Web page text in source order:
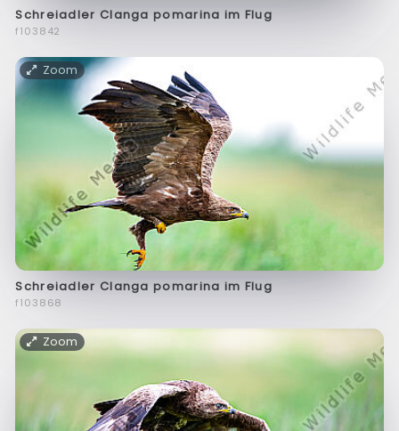
Schreiadler Clanga pomarina im Flug
f103842
Zoom
Schreiadler Clanga pomarina im Flug
f103868
Zoom